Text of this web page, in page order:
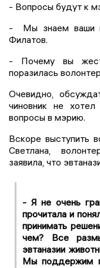
- Вопросы будут к
- Мы знаем ваши
Филатов.
- Почему вы
поразилась
Очевидно,
чиновник не
вопросы в мэрию.
Вскоре выступить
Светлана,
заявила, что
- Я не очень
прочитала и
принимать
чем? Все
эвтаназии
Мы поддержим